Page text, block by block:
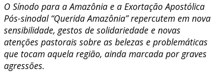
O Sínodo para a Amazônia e a Exortação Apostólica
Pós-sinodal “Querida Amazônia” repercutem em nova
sensibilidade, gestos de solidariedade e novas
atenções pastorais sobre as belezas e problemáticas
que tocam aquela região, ainda marcada por graves
agressões.